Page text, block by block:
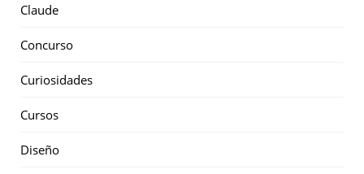
Claude
Concurso
Curiosidades
Cursos
Diseño